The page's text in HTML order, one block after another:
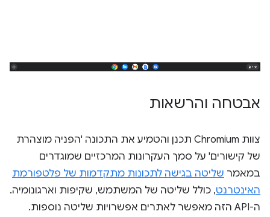
אבטחה והרשאות
צוות Chromium תכנן והטמיע את התכונה 'הפניה מוצהרת
של קישורים' על סמך העקרונות המרכזיים שמוגדרים
במאמר שליטה בגישה לתכונות מתקדמות של פלטפורמת
האינטרנט, כולל שליטה של המשתמש, שקיפות וארגונומיה.
ה-API הזה מאפשר לאתרים אפשרויות שליטה נוספות.